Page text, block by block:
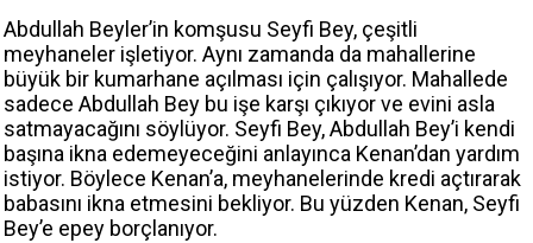
Abdullah Beyler’in komşusu Seyfi Bey, çeşitli
meyhaneler işletiyor. Aynı zamanda da mahallerine
büyük bir kumarhane açılması için çalışıyor. Mahallede
sadece Abdullah Bey bu işe karşı çıkıyor ve evini asla
satmayacağını söylüyor. Seyfi Bey, Abdullah Bey’i kendi
başına ikna edemeyeceğini anlayınca Kenan’dan yardım
istiyor. Böylece Kenan’a, meyhanelerinde kredi açtırarak
babasını ikna etmesini bekliyor. Bu yüzden Kenan, Seyfi
Bey’e epey borçlanıyor.